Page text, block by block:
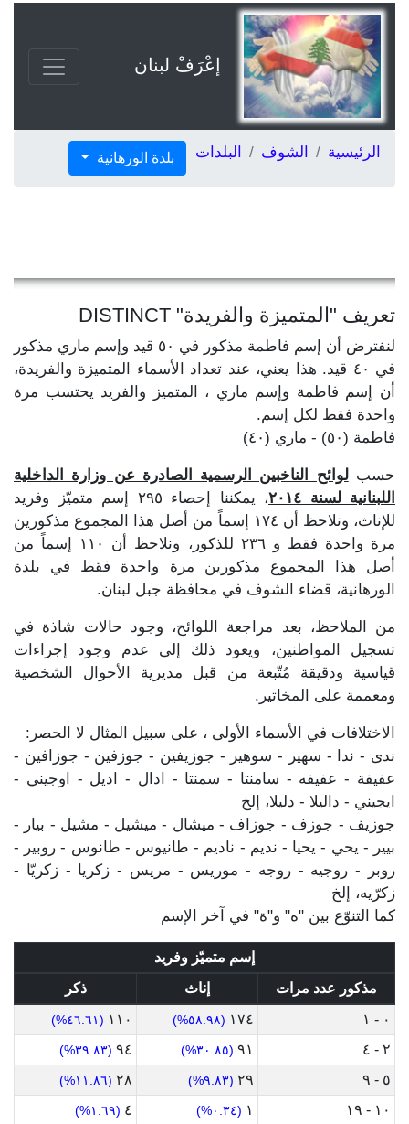
إعْرَفْ لبنان
الرئيسية الشوف البلدات بلدة الورهانية
تعريف "المتميزة والفريدة" DISTINCT
لنفترض أن إسم فاطمة مذكور في ٥٠ قيد وإسم ماري مذكور
في ٤٠ قيد. هذا يعني، عند تعداد الأسماء المتميزة والفريدة،
أن إسم فاطمة وإسم ماري ، المتميز والفريد يحتسب مرة
واحدة فقط لكل إسم.
فاطمة (٥٠) - ماري (٤٠)
حسبلوائح الناخبين الرسمية الصادرة عن وزارة الداخلية
اللبنانية لسنة ٢٠١٤
، يمكننا إحصاء ٢٩٥ إسم متميّز وفريد
للإناث، ونلاحظ أن ١٧٤ إسماً من أصل هذا المجموع مذكورين
مرة واحدة فقط و ٢٣٦ للذكور، ونلاحظ أن ١١٠ إسماً من
أصل هذا المجموع مذكورين مرة واحدة فقط في بلدة
الورهانية، قضاء الشوف في محافظة جبل لبنان.
من الملاحظ، بعد مراجعة اللوائح، وجود حالات شاذة في
تسجيل المواطنين، ويعود ذلك إلى عدم وجود إجراءات
قياسية ودقيقة مُتّبعة من قبل مديرية الأحوال الشخصية
ومعممة على المخاتير.
الاختلافات في الأسماء الأولى ، على سبيل المثال لا الحصر:
ندى - ندا - سهير - سوهير - جوزيفين - جوزفين - جوزافين -
عفيفة - عفيفه - سامنتا - سمنتا - ادال - اديل - اوجيني -
ايجيني - داليلا - دليلا، إلخ
جوزيف - جوزف - جوزاف - ميشال - ميشيل - مشيل - بيار -
بيير - يحي - يحيا - نديم - ناديم - طانيوس - طانوس - روبير -
روبر - روجيه - روجه - موريس - مريس - زكريا - زكريّا -
زكرّيه، إلخ
كما التنوّع بين "ه" و"ة" في آخر الإسم
إسم متميّز وفريد
مذكور عدد مرات
إناث
ذكر
٠ - ١
١٧٤ (٥٨.٩٨%) ١١٠ (٤٦.٦١%)
٢ - ٤ ٩١ (٣٠.٨٥%) ٩٤ (٣٩.٨٣%)
٥ - ٩ ٢٩ (٩.٨٣%) ٢٨ (١١.٨٦%)
١٠ - ١٩ ١ (٠.٣٤%) ٤ (١.٦٩%)